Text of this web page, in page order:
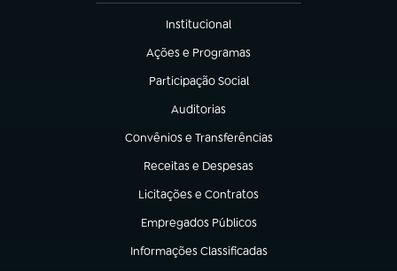
Institucional
(abre em nova aba)
Ações e Programas
(abre em nova aba)
Participação Social
(abre em nova aba)
Auditorias
(abre em nova aba)
Convênios e Transferências
(abre em nova aba)
Receitas e Despesas
(abre em nova aba)
Licitações e Contratos
(abre em nova aba)
Empregados Públicos
(abre em nova aba)
Informações Classificadas
(abre em nova aba)